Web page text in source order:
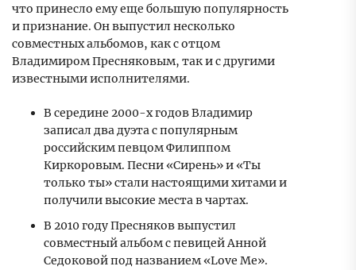
что принесло ему еще большую популярность
и признание. Он выпустил несколько
совместных альбомов, как с отцом
Владимиром Пресняковым, так и с другими
известными исполнителями.
В середине 2000-х годов Владимир
записал два дуэта с популярным
российским певцом Филиппом
Киркоровым. Песни «Сирень» и «Ты
только ты» стали настоящими хитами и
получили высокие места в чартах.
В 2010 году Пресняков выпустил
совместный альбом с певицей Анной
Седоковой под названием «Love Me».